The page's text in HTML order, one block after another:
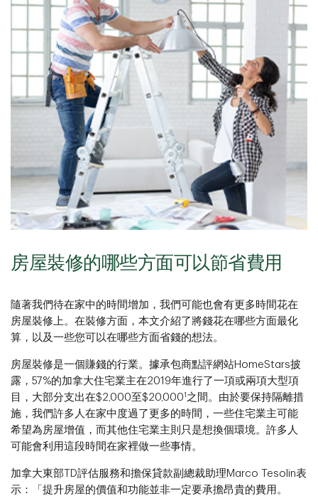
房屋裝修的哪些方面可以節省費用
隨著我們待在家中的時間增加，我們可能也會有更多時間花在
房屋裝修上。在裝修方面，本文介紹了將錢花在哪些方面最化
算，以及一些您可以在哪些方面省錢的想法。
房屋裝修是一個賺錢的行業。據承包商點評網站HomeStars披
露，57%的加拿大住宅業主在2019年進行了一項或兩項大型項
目，大部分支出在$2,000至$20,0001 之間。由於要保持隔離措
施，我們許多人在家中度過了更多的時間，一些住宅業主可能
希望為房屋增值，而其他住宅業主則只是想換個環境。許多人
可能會利用這段時間在家裡做一些事情。
加拿大東部TD評估服務和擔保貸款副總裁助理Marco Tesolin表
示：「提升房屋的價值和功能並非一定要承擔昂貴的費用。